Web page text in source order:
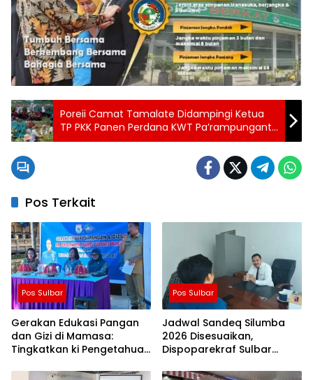
Poreii Camat Tamalate Didampingi Ketua
TP PKK Panen Perdana KWT Pa’rampunganta
Mangasa
Pos Terkait
Pos Sulbar
Gerakan Edukasi Pangan
dan Gizi di Mamasa:
Tingkatkan ki Pengetahuan
Keluarga dalam
Pos Sulbar
Jadwal Sandeq Silumba
2026 Disesuaikan,
Dispoparekraf Sulbar
Tetap Dimatangkan